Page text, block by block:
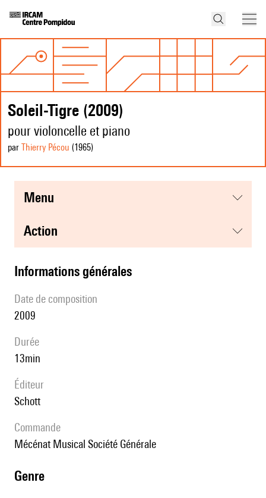
Soleil-Tigre (2009)
pour violoncelle et piano
par Thierry Pécou (1965)
menu
action
informations générales
date de composition
2009
durée
13min
éditeur
Schott
Commande
Mécénat Musical Société Générale
genre